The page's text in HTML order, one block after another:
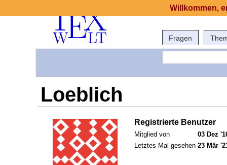
Fragen
Loeblich
Registrierte Benutzer
Mitglied von
03 Dez
Letztes Mal gesehen 23 Mär
Willkommen,